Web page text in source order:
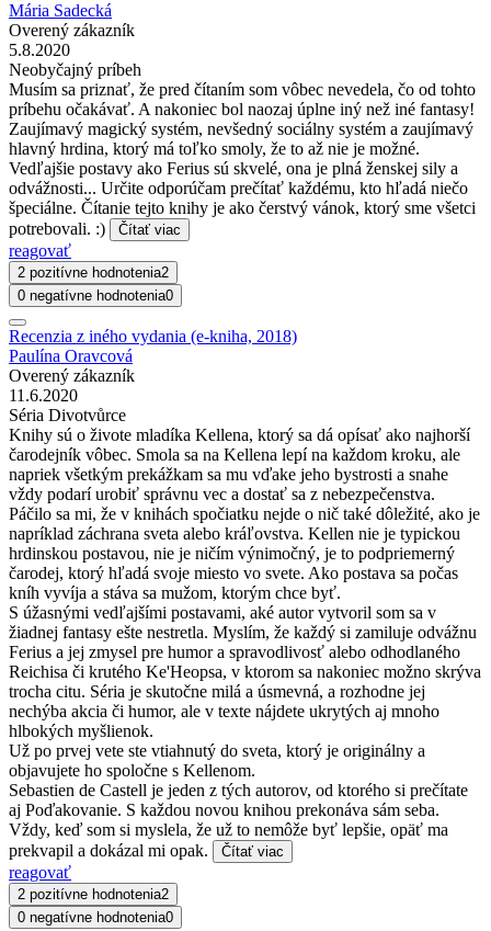
Mária Sadecká
Overený zákazník
5.8.2020
Neobyčajný príbeh
Musím sa priznať, že pred čítaním som vôbec nevedela, čo od tohto
príbehu očakávať. A nakoniec bol naozaj úplne iný než iné fantasy!
Zaujímavý magický systém, nevšedný sociálny systém a zaujímavý
hlavný hrdina, ktorý má toľko smoly, že to až nie je možné.
Vedľajšie postavy ako Ferius sú skvelé, ona je plná ženskej sily a
odvážnosti... Určite odporúčam prečítať každému, kto hľadá niečo
špeciálne. Čítanie tejto knihy je ako čerstvý vánok, ktorý sme všetci
potrebovali. :)
Čítať viac
reagovať
2 pozitívne hodnotenia2
0 negatívne hodnotenia0
Recenzia z iného vydania (e-kniha, 2018)
Paulína Oravcová
Overený zákazník
11.6.2020
Séria Divotvůrce
Knihy sú o živote mladíka Kellena, ktorý sa dá opísať ako najhorší
čarodejník vôbec. Smola sa na Kellena lepí na každom kroku, ale
napriek všetkým prekážkam sa mu vďake jeho bystrosti a snahe
vždy podarí urobiť správnu vec a dostať sa z nebezpečenstva.
Páčilo sa mi, že v knihách spočiatku nejde o nič také dôležité, ako je
napríklad záchrana sveta alebo kráľovstva. Kellen nie je typickou
hrdinskou postavou, nie je ničím výnimočný, je to podpriemerný
čarodej, ktorý hľadá svoje miesto vo svete. Ako postava sa počas
kníh vyvíja a stáva sa mužom, ktorým chce byť.
S úžasnými vedľajšími postavami, aké autor vytvoril som sa v
žiadnej fantasy ešte nestretla. Myslím, že každý si zamiluje odvážnu
Ferius a jej zmysel pre humor a spravodlivosť alebo odhodlaného
Reichisa či krutého Ke'Heopsa, v ktorom sa nakoniec možno skrýva
trocha citu. Séria je skutočne milá a úsmevná, a rozhodne jej
nechýba akcia či humor, ale v texte nájdete ukrytých aj mnoho
hlbokých myšlienok.
Už po prvej vete ste vtiahnutý do sveta, ktorý je originálny a
objavujete ho spoločne s Kellenom.
Sebastien de Castell je jeden z tých autorov, od ktorého si prečítate
aj Poďakovanie. S každou novou knihou prekonáva sám seba.
Vždy, keď som si myslela, že už to nemôže byť lepšie, opäť ma
prekvapil a dokázal mi opak.
Čítať viac
reagovať
2 pozitívne hodnotenia2
0 negatívne hodnotenia0